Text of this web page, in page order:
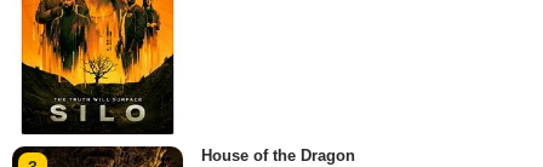
House of the Dragon